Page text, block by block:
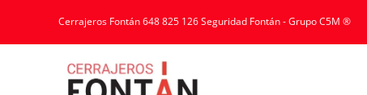
Cerrajeros Fontán 648 825 126 Seguridad Fontán - Grupo C5M ®